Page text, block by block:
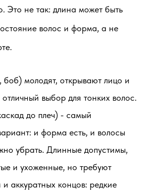
Это не так: длина может быть
волос и форма, а не
боб) молодят, открывают лицо и
выбор для тонких волос.
до плеч) - самый
и форма есть, и волосы
убрать. Длинные допустимы,
и ухоженные, но требуют
аккуратных концов: редкие